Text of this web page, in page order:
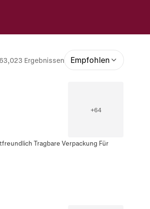
Ergebnissen Empfohlen
+64
Tragbare Verpackung Für